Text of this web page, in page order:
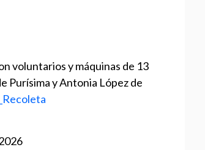
voluntarios y máquinas de 13
Purísima y Antonia López de